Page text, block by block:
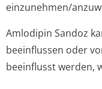
einzunehmen/
Amlodipin Sandoz
beeinflussen oder
beeinflusst werden,